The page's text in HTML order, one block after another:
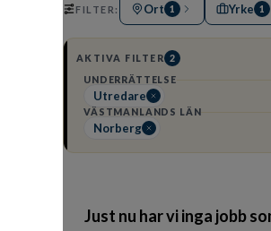
FILTER: Ort 1 Yrke 1
AKTIVA FILTER 2
UNDERRÄTTELSE
Utredare
VÄSTMANLANDS LÄN
Norberg
Just nu har vi inga jobb